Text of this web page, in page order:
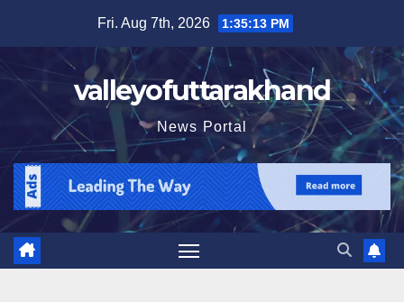
content
Fri. Aug 7th, 2026 1:35:14 PM
valleyofuttarakhand
News Portal